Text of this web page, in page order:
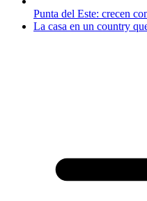
Punta del Este: crecen
La casa en un country